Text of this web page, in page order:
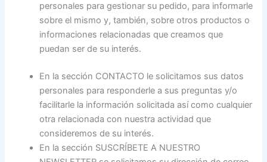
personales para gestionar su pedido, para informarle
sobre el mismo y, también, sobre otros productos o
informaciones relacionadas que creamos que
puedan ser de su interés.
En la sección CONTACTO le solicitamos sus datos
personales para responderle a sus preguntas y/o
facilitarle la información solicitada así como cualquier
otra relacionada con nuestra actividad que
consideremos de su interés.
En la sección SUSCRÍBETE A NUESTRO